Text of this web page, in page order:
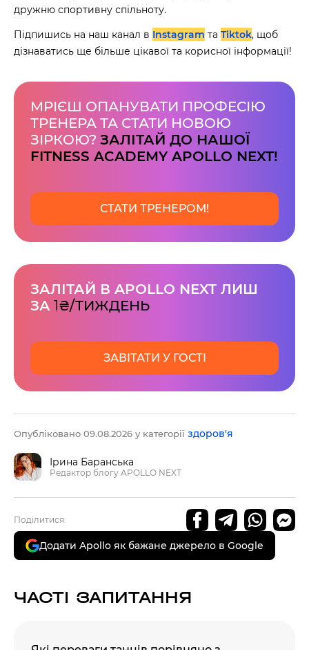
дружню спортивну спільноту.
Підпишись на наш канал в Instagram та Tiktok, щоб
дізнаватись ще більше цікавої та корисної інформації!
МРІЄШ ОПАНУВАТИ ПРОФЕСІЮ
ТРЕНЕРА ТА СТАТИ НОВОЮ
ЗІРКОЮ? ЗАЛІТАЙ ДО НАШОЇ
FITNESS ACADEMY APOLLO NEXT!
СТАТИ ТРЕНЕРОМ!
ЗАЛІТАЙ В APOLLO NEXT ЛИШ
ЗА 1₴/ТИЖДЕНЬ
ЗАВІТАТИ У ГОСТІ
Опубліковано 09.08.2026 у категорії здоров'я
Ірина Баранська
Редактор блогу APOLLO NEXT
Поділитися:
Додати Apollo як бажане джерело в Google
ЧАСТІ ЗАПИТАННЯ